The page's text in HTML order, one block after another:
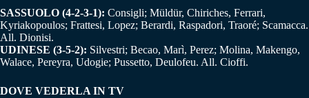
SASSUOLO (4-2-3-1): Consigli; Müldür, Chiriches, Ferrari,
Kyriakopoulos; Frattesi, Lopez; Berardi, Raspadori, Traoré; Scamacca.
All. Dionisi.
UDINESE (3-5-2): Silvestri; Becao, Marì, Perez; Molina, Makengo,
Walace, Pereyra, Udogie; Pussetto, Deulofeu. All. Cioffi.
DOVE VEDERLA IN TV